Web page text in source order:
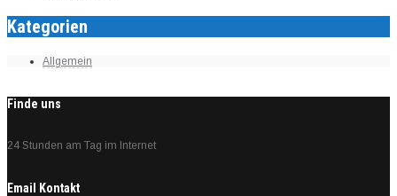
Kategorien
Allgemein
Finde uns
24 Stunden am Tag im Internet
Email Kontakt